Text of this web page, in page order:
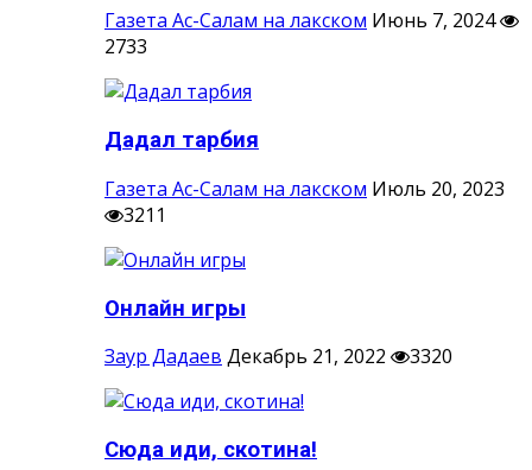
Газета Ас-Салам на лакском Июнь 7, 2024
2733
Дадал тарбия
Газета Ас-Салам на лакском Июль 20, 2023
3211
Онлайн игры
Заур Дадаев Декабрь 21, 2022 3320
Сюда иди, скотина!